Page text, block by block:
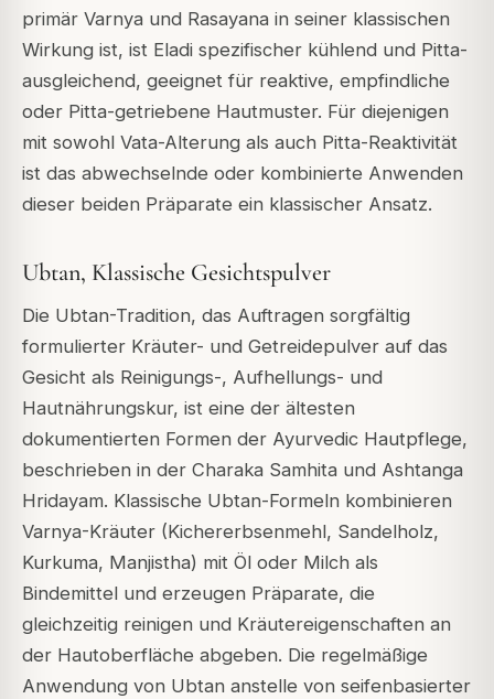
primär Varnya und Rasayana in seiner klassischen
Wirkung ist, ist Eladi spezifischer kühlend und Pitta-
ausgleichend, geeignet für reaktive, empfindliche
oder Pitta-getriebene Hautmuster. Für diejenigen
mit sowohl Vata-Alterung als auch Pitta-Reaktivität
ist das abwechselnde oder kombinierte Anwenden
dieser beiden Präparate ein klassischer Ansatz.
Ubtan, Klassische Gesichtspulver
Die Ubtan-Tradition, das Auftragen sorgfältig
formulierter Kräuter- und Getreidepulver auf das
Gesicht als Reinigungs-, Aufhellungs- und
Hautnährungskur, ist eine der ältesten
dokumentierten Formen der Ayurvedic Hautpflege,
beschrieben in der Charaka Samhita und Ashtanga
Hridayam. Klassische Ubtan-Formeln kombinieren
Varnya-Kräuter (Kichererbsenmehl, Sandelholz,
Kurkuma, Manjistha) mit Öl oder Milch als
Bindemittel und erzeugen Präparate, die
gleichzeitig reinigen und Kräutereigenschaften an
der Hautoberfläche abgeben. Die regelmäßige
Anwendung von Ubtan anstelle von seifenbasierter